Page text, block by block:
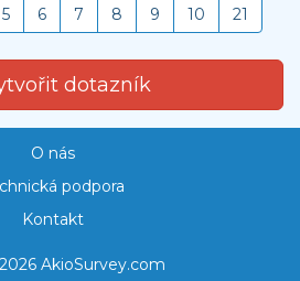
5 6 7 8 9 10 21
dotazník
O nás
podpora
Kontakt
AkioSurvey.com